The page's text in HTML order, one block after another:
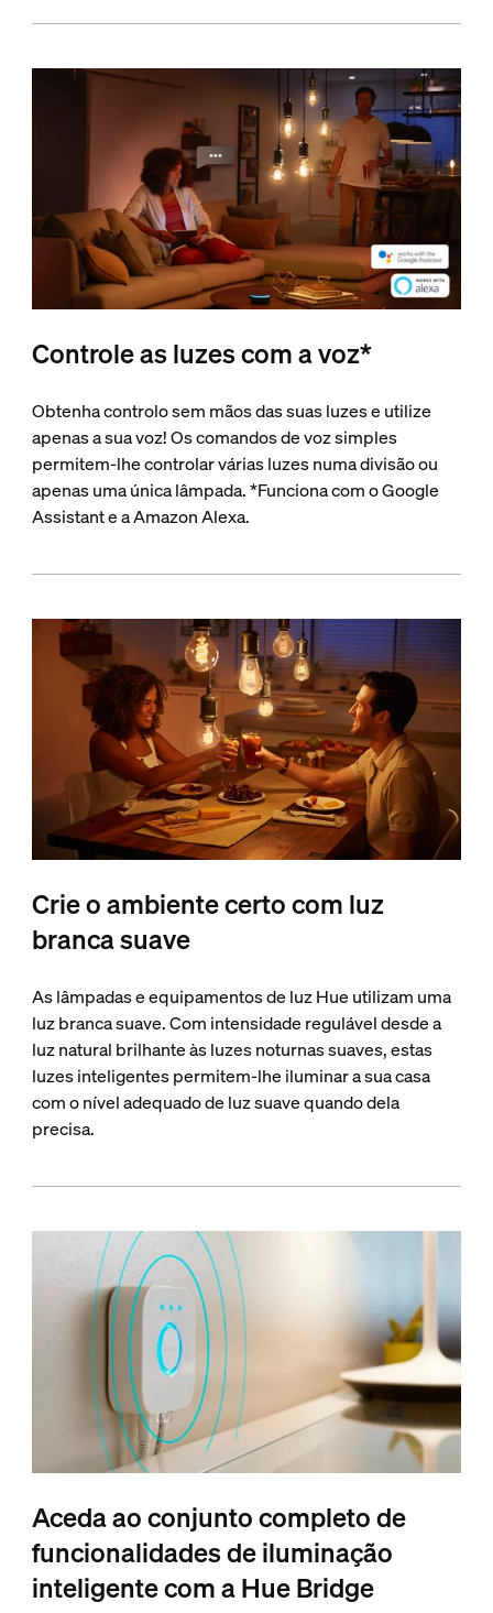
Controle as luzes com a voz*
Obtenha controlo sem mãos das suas luzes e utilize
apenas a sua voz! Os comandos de voz simples
permitem-lhe controlar várias luzes numa divisão ou
apenas uma única lâmpada. *Funciona com o Google
Assistant e a Amazon Alexa.
Crie o ambiente certo com luz
branca suave
As lâmpadas e equipamentos de luz Hue utilizam uma
luz branca suave. Com intensidade regulável desde a
luz natural brilhante às luzes noturnas suaves, estas
luzes inteligentes permitem-lhe iluminar a sua casa
com o nível adequado de luz suave quando dela
precisa.
Aceda ao conjunto completo de
funcionalidades de iluminação
inteligente com a Hue Bridge